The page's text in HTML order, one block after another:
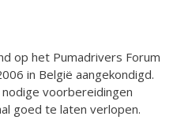
op het Pumadrivers Forum
in België aangekondigd.
voorbereidingen
goed te laten verlopen.